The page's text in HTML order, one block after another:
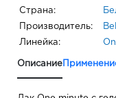
Страна:
Производитель:
Линейка:
Описание